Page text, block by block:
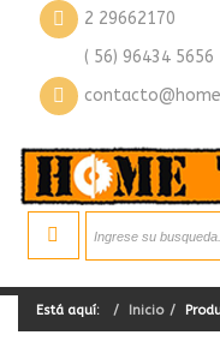
2 29662170
( 56) 96434 5656
Está aquí: Inicio